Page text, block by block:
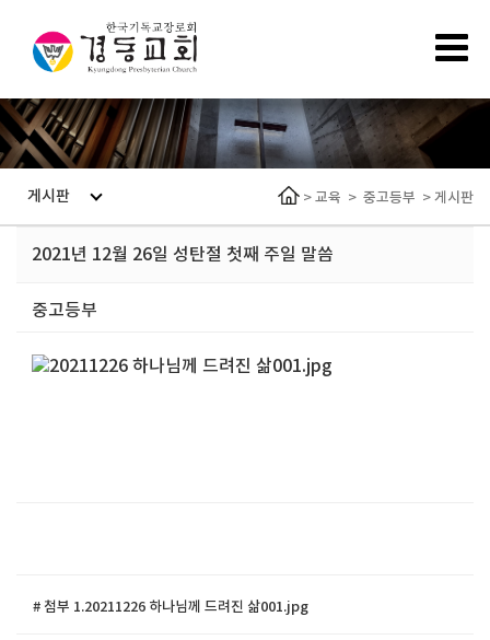
게시판 >교육 > 중고등부 >게시판
2021년 12월 26일 성탄절 첫째 주일 말씀
중고등부
# 첨부 1.20211226 하나님께 드려진 삶001.jpg